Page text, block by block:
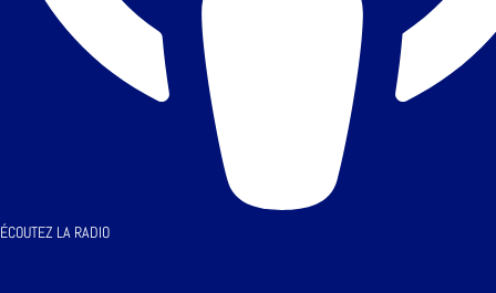
ÉCOUTEZ LA RADIO